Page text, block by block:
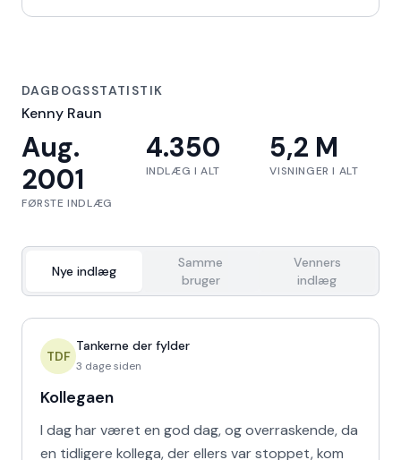
DAGBOGSSTATISTIK
Kenny Raun
Aug.
2001
FØRSTE INDLÆG
4.350
INDLÆG I ALT
5,2 M
VISNINGER I ALT
Nye indlæg
Samme
bruger
Venners
indlæg
TDF
Tankerne der fylder
3 dage siden
Kollegaen
I dag har været en god dag, og overraskende, da
en tidligere kollega, der ellers var stoppet, kom